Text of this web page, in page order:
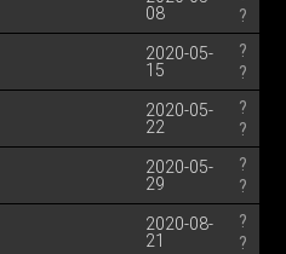
08
?
2020-05-
15
?
?
2020-05-
22
?
?
2020-05-
29
?
?
2020-08-
21
?
?